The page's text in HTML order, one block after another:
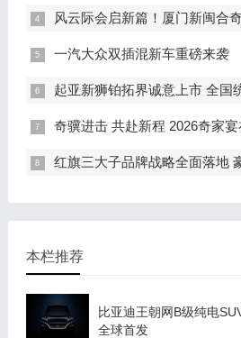
风云际会启新篇！厦门新闽合奇瑞
一汽大众双插混新车重磅来袭
起亚新狮铂拓界诚意上市 全国统一“
奇骥进击 共赴新程 2026奇家
红旗三大子品牌战略全面落地 豪
本栏推荐
比亚迪王朝网B级纯电
全球首发